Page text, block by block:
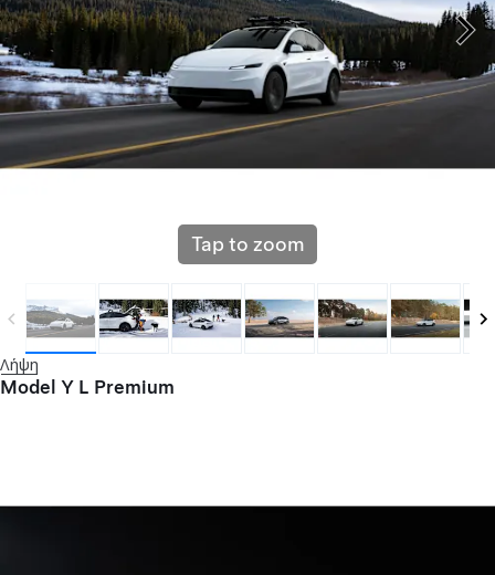
Tap to zoom
Λήψη
Model Y L Premium